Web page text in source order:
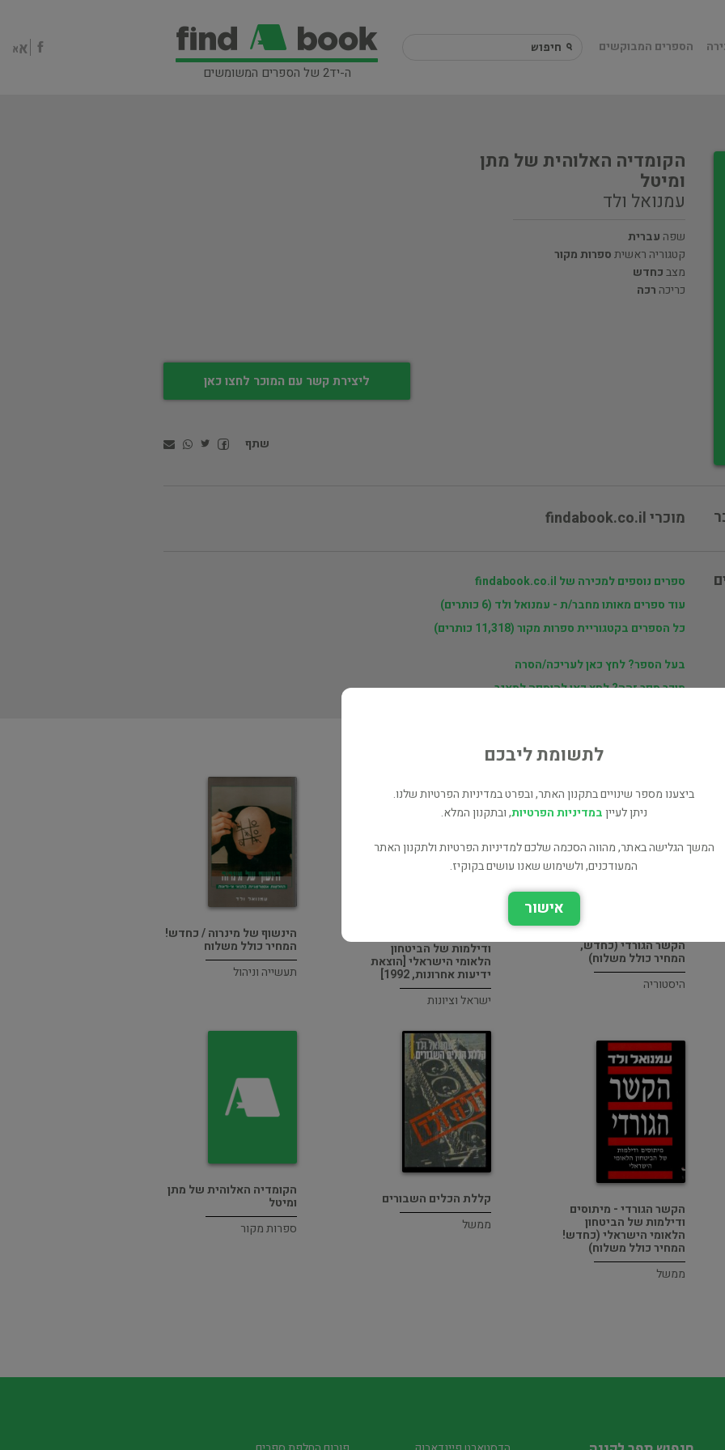
ה-יד2 של הספרים המשומשים
הספרים המבוקשים
הקומדיה האלוהית של מתן
ומיטל
עמנואל ולד
שפה עברית
קטגוריה ראשיתספרות מקור
מצבכחדש
כריכה רכה
ליצירת קשר עם המוכר לחצו כאן
שתף
מוכרי findabook.co.il
ספרים נוספים למכירה של findabook.co.il
עוד ספרים מאותו מחבר/ת - עמנואל ולד (6 כותרים)
כל הספרים בקטגוריית ספרות מקור (11,318 כותרים)
בעל הספר? לחץ כאן לעריכה/הסרה
מוכר ספר זהה? לחץ כאן להוספה למאגר
הקשר הגורדי (כחדש,
המחיר כולל משלוח)
היסטוריה
ודילמות של הביטחון
הלאומי הישראלי [הוצאת
ידיעות אחרונות, 1992]
ישראל וציונות
הינשוף של מינרוה / כחדש!
המחיר כולל משלוח
תעשייה וניהול
הקשר הגורדי - מיתוסים
ודילמות של הביטחון
הלאומי הישראלי (כחדש!
המחיר כולל משלוח)
ממשל
קללת הכלים השבורים
ממשל
הקומדיה האלוהית של מתן
ומיטל
ספרות מקור
לתשומת ליבכם
ביצענו מספר שינויים בתקנון האתר, ובפרט במדיניות הפרטיות שלנו.
ניתן לעייןבמדיניות הפרטיות, ובתקנון המלא.
המשך הגלישה באתר, מהווה הסכמה שלכם למדיניות הפרטיות ולתקנון האתר
המעודכנים, ולשימוש שאנו עושים בקוקיז.
אישור